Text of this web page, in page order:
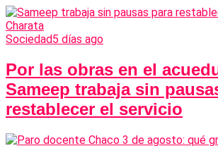
Sociedad5 días ago
Por las obras en el
Sameep trabaja sin
restablecer el servicio